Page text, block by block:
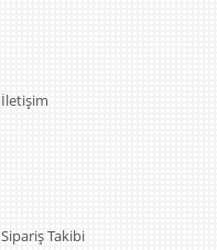
İletişim
Sipariş Takibi